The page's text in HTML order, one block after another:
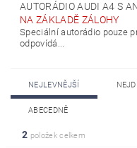
AUTORÁDIO AUDI A4 S
NA ZÁKLADĚ ZÁLOHY
Speciální autorádio pouze
odpovídá...
NEJLEVNĚJŠÍ
ABECEDNĚ
2 položek celkem